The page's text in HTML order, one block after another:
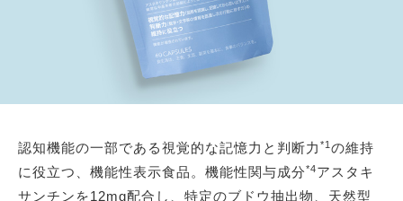
認知機能の一部である視覚的な記憶力と判断力 *1 の維持
に役立つ、機能性表示食品。機能性関与成分*4アスタキ
サンチンを12mg配合し、特定のブドウ抽出物、天然型